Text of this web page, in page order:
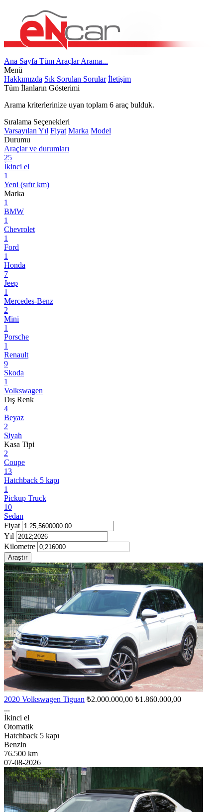
Ana Sayfa Tüm AraçlarArama...
Menü
Hakkımızda Sık Sorulan Sorular İletişim
Tüm İlanların Gösterimi
Arama kriterlerinize uyan toplam 6 araç bulduk.
Sıralama Seçenekleri
Varsayılan Yıl Fiyat Marka Model
Durumu
Araçlar ve durumları
25
İkinci el
1
Yeni (sıfır km)
Marka
1
BMW
1
Chevrolet
1
Ford
1
Honda
7
Jeep
1
Mercedes-Benz
2
Mini
1
Porsche
1
Renault
9
Skoda
1
Volkswagen
Dış Renk
4
Beyaz
2
Siyah
Kasa Tipi
2
Coupe
13
Hatchback 5 kapı
1
Pickup Truck
10
Sedan
Fiyat
Yıl
Kilometre
Araştır
2020 Volkswagen Tiguan ₺2.000.000,00 ₺1.860.000,00
...
İkinci el
Otomatik
Hatchback 5 kapı
Benzin
76.500 km
07-08-2026